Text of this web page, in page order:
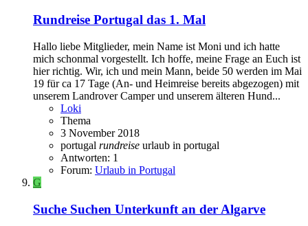
Rundreise Portugal das 1. Mal
Hallo liebe Mitglieder, mein Name ist Moni und ich hatte
mich schonmal vorgestellt. Ich hoffe, meine Frage an Euch ist
hier richtig. Wir, ich und mein Mann, beide 50 werden im Mai
19 für ca 17 Tage (An- und Heimreise bereits abgezogen) mit
unserem Landrover Camper und unserem älteren Hund...
Loki
Thema
3 November 2018
portugal rundreise urlaub in portugal
Antworten: 1
Forum: Urlaub in Portugal
G
Suche Suchen Unterkunft an der Algarve